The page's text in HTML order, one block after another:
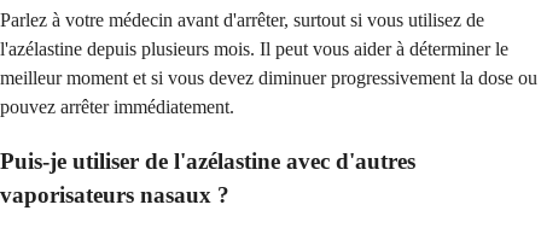
Parlez à votre médecin avant d'arrêter, surtout si vous utilisez de
l'azélastine depuis plusieurs mois. Il peut vous aider à déterminer le
meilleur moment et si vous devez diminuer progressivement la dose ou
pouvez arrêter immédiatement.
Puis-je utiliser de l'azélastine avec d'autres
vaporisateurs nasaux ?